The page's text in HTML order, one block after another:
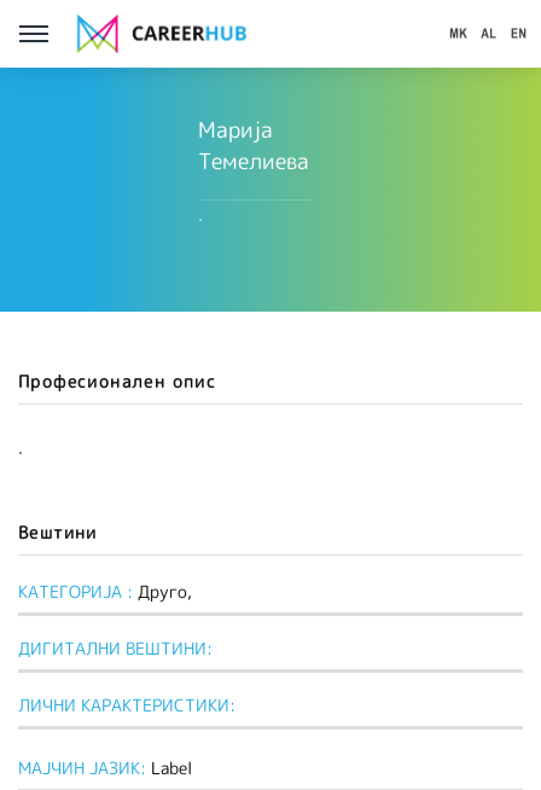
Марија
Темелиева
.
Професионален опис
.
Вештини
КАТЕГОРИЈА : Друго,
ДИГИТАЛНИ ВЕШТИНИ:
ЛИЧНИ КАРАКТЕРИСТИКИ:
МАЈЧИН ЈАЗИК: Label